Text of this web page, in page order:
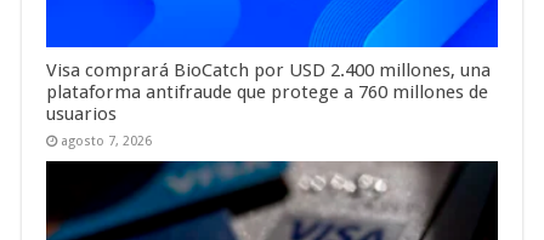
Visa comprará BioCatch por USD 2.400 millones, una
plataforma antifraude que protege a 760 millones de
usuarios
agosto 7, 2026